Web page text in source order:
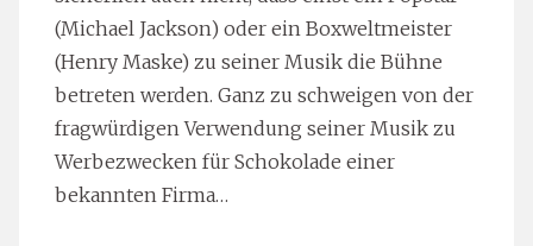
(Michael Jackson) oder ein Boxweltmeister
(Henry Maske) zu seiner Musik die Bühne
betreten werden. Ganz zu schweigen von der
fragwürdigen Verwendung seiner Musik zu
Werbezwecken für Schokolade einer
bekannten Firma…